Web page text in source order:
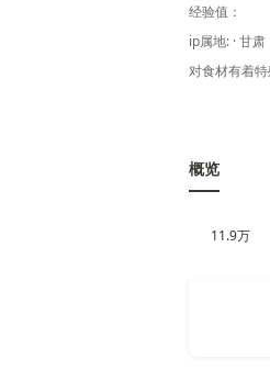
经验值：
ip属地: · 甘肃
对食材有着
概览
11.9万